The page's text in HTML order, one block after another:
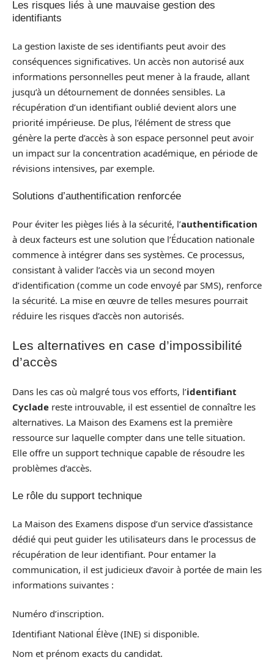
Les risques liés à une mauvaise gestion des
identifiants
La gestion laxiste de ses identifiants peut avoir des
conséquences significatives. Un accès non autorisé aux
informations personnelles peut mener à la fraude, allant
jusqu’à un détournement de données sensibles. La
récupération d’un identifiant oublié devient alors une
priorité impérieuse. De plus, l’élément de stress que
génère la perte d’accès à son espace personnel peut avoir
un impact sur la concentration académique, en période de
révisions intensives, par exemple.
Solutions d’authentification renforcée
Pour éviter les pièges liés à la sécurité, l’authentification
à deux facteurs est une solution que l’Éducation nationale
commence à intégrer dans ses systèmes. Ce processus,
consistant à valider l’accès via un second moyen
d’identification (comme un code envoyé par SMS), renforce
la sécurité. La mise en œuvre de telles mesures pourrait
réduire les risques d’accès non autorisés.
Les alternatives en case d’impossibilité
d’accès
Dans les cas où malgré tous vos efforts, l’identifiant
Cyclade reste introuvable, il est essentiel de connaître les
alternatives. La Maison des Examens est la première
ressource sur laquelle compter dans une telle situation.
Elle offre un support technique capable de résoudre les
problèmes d’accès.
Le rôle du support technique
La Maison des Examens dispose d’un service d’assistance
dédié qui peut guider les utilisateurs dans le processus de
récupération de leur identifiant. Pour entamer la
communication, il est judicieux d’avoir à portée de main les
informations suivantes :
Numéro d’inscription.
Identifiant National Élève (INE) si disponible.
Nom et prénom exacts du candidat.